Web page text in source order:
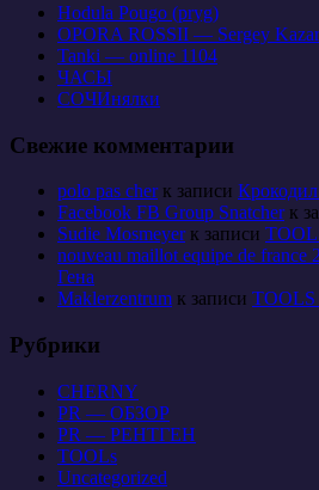
Hodula Pougo (pryg)
OPORA ROSSII — Sergey
Tanki — online 1104
ЧАСЫ
СОЧИнялки
Свежие комментарии
polo pas cherк записи Крокодил
Facebook FB Group Snatcherк
Sudie Mosmeyerк записи
nouveau maillot equipe de france
Гена
Maklerzentrum к записи
Рубрики
CHERNY
PR — ОБЗОР
PR — РЕНТГЕН
TOOLs
Uncategorized